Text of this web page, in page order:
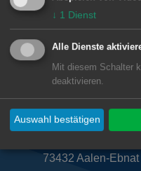
Unsere Anschrift
Geschäftsstelle
73432 Aalen-Ebnat
↓ 1 Dienst
Alle Dienste
Mit diesem Schalter
deaktivieren.
Auswahl bestätigen